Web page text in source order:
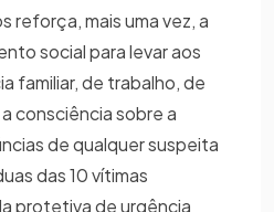
reforça, mais uma vez, a
social para levar aos
familiar, de trabalho, de
consciência sobre a
de qualquer suspeita
das 10 vítimas
protetiva de urgência